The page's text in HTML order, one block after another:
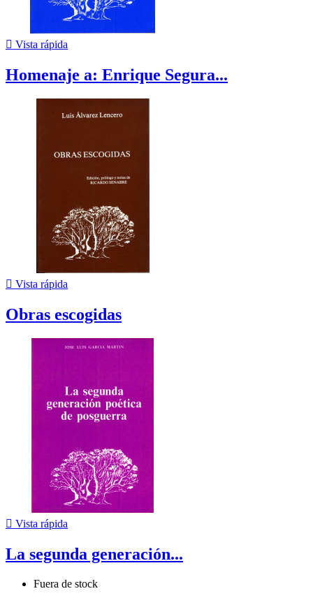
 Vista rápida
Homenaje a: Enrique Segura...
 Vista rápida
Obras escogidas
 Vista rápida
La segunda generación...
Fuera de stock